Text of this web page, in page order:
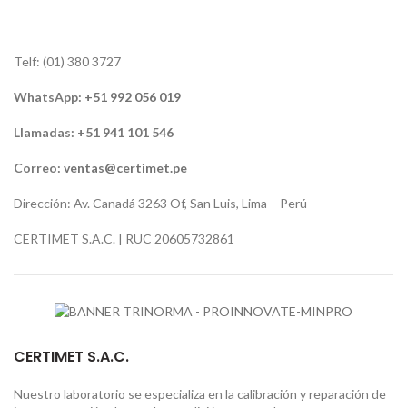
Telf: (01) 380 3727
WhatsApp: +51 992 056 019
Llamadas: +51 941 101 546
Correo: ventas@certimet.pe
Dirección: Av. Canadá 3263 Of, San Luis, Lima – Perú
CERTIMET S.A.C. | RUC 20605732861
CERTIMET S.A.C.
Nuestro laboratorio se especializa en la calibración y reparación de